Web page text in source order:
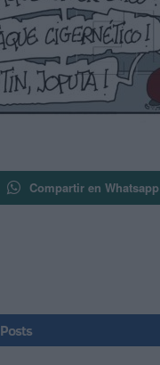
Compartir en Whatsapp
Posts